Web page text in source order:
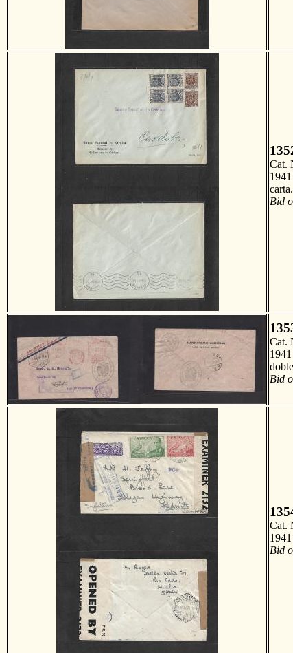
Bid
Bid
Bid